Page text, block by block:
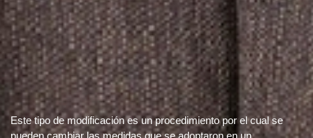
Este tipo de modificación es un procedimiento por el cual se
pueden cambiar las medidas que se adoptaron en un